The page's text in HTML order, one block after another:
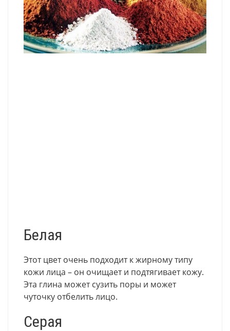
Белая
Этот цвет очень подходит к жирному типу
кожи лица – он очищает и подтягивает кожу.
Эта глина может сузить поры и может
чуточку отбелить лицо.
Серая